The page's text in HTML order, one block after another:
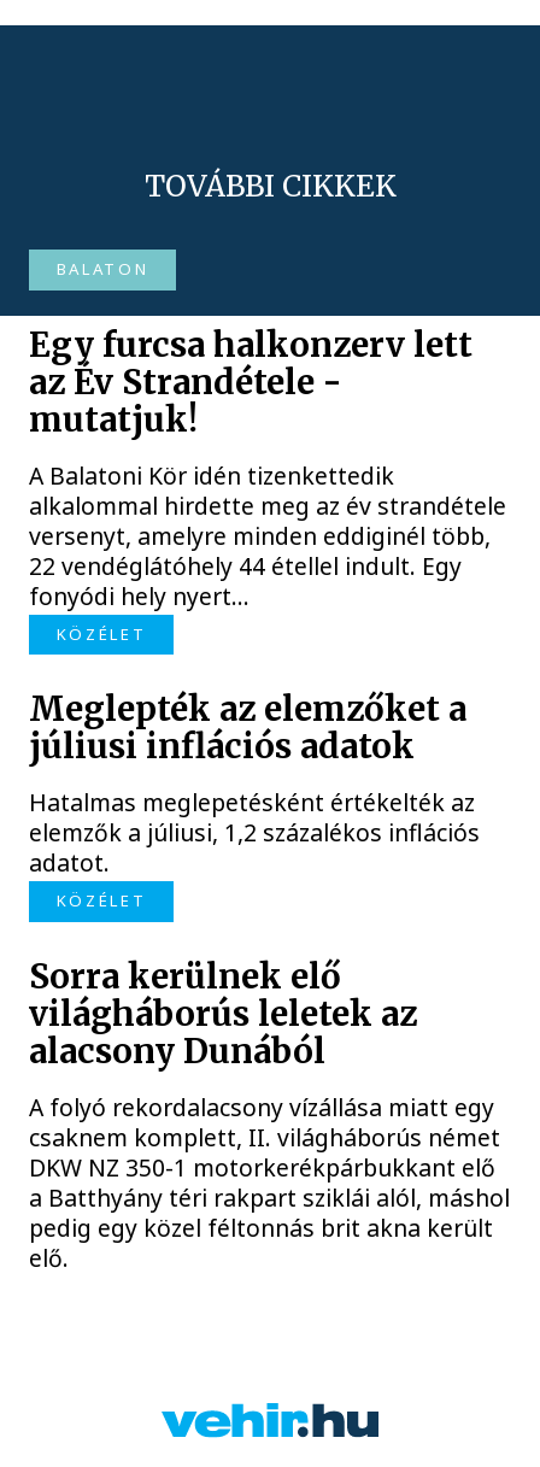
TOVÁBBI CIKKEK
BALATON
Egy furcsa halkonzerv lett
az Év Strandétele -
mutatjuk!
A Balatoni Kör idén tizenkettedik
alkalommal hirdette meg az év strandétele
versenyt, amelyre minden eddiginél több,
22 vendéglátóhely 44 étellel indult. Egy
fonyódi hely nyert...
KÖZÉLET
Meglepték az elemzőket a
júliusi inflációs adatok
Hatalmas meglepetésként értékelték az
elemzők a júliusi, 1,2 százalékos inflációs
adatot.
KÖZÉLET
Sorra kerülnek elő
világháborús leletek az
alacsony Dunából
A folyó rekordalacsony vízállása miatt egy
csaknem komplett, II. világháborús német
DKW NZ 350-1 motorkerékpárbukkant elő
a Batthyány téri rakpart sziklái alól, máshol
pedig egy közel féltonnás brit akna került
elő.